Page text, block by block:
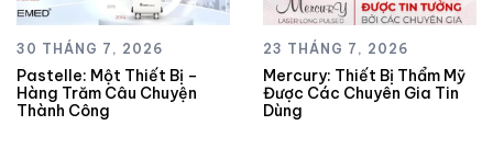
30 THÁNG 7, 2026
Pastelle: Một Thiết Bị –
Hàng Trăm Câu Chuyện
Thành Công
23 THÁNG 7, 2026
Mercury: Thiết Bị Thẩm Mỹ
Được Các Chuyên Gia Tin
Dùng